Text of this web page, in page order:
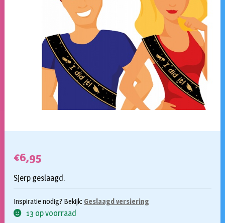
€6,95
Sjerp geslaagd.
Inspiratie nodig? Bekijk: Geslaagd versiering
13 op voorraad